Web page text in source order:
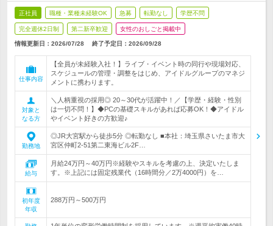
正社員 職種・業種未経験OK 急募 転勤なし 学歴不問
完全週休2日制 第二新卒歓迎 女性のおしごと掲載中
情報更新日：2026/07/28 終了予定日： 2026/09/28
仕事内容
【全員が未経験入社！】ライブ・イベント時の同行や現場対応、
スケジュールの管理・調整をはじめ、アイドルグループのマネジ
メントに携わります。
対象と
なる方
＼人柄重視の採用◎ 20～30代が活躍中！／【学歴・経験・性別
は一切不問！】◆PCの基礎スキルがあれば応募OK！◆アイドル
やイベント好きの方歓迎♪
勤務地
◎JR大宮駅から徒歩5分 ◎転勤なし ■本社：埼玉県さいたま市大
宮区仲町2-51第二東海ビル2F…
給与
月給24万円～40万円※経験やスキルを考慮の上、決定いたしま
す。※上記には固定残業代（16時間分／2万4000円）を…
初年度
年収
288万円～500万円